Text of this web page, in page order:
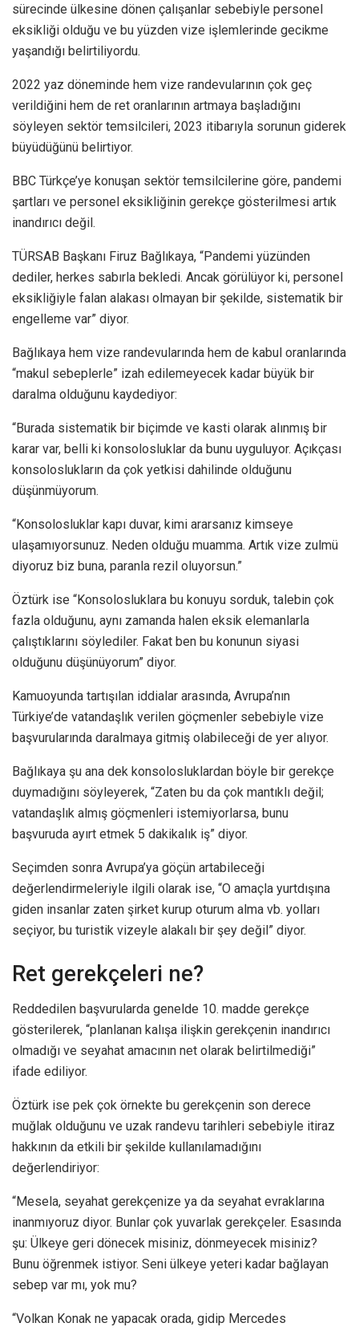
sürecinde ülkesine dönen çalışanlar sebebiyle personel
eksikliği olduğu ve bu yüzden vize işlemlerinde gecikme
yaşandığı belirtiliyordu.
2022 yaz döneminde hem vize randevularının çok geç
verildiğini hem de ret oranlarının artmaya başladığını
söyleyen sektör temsilcileri, 2023 itibarıyla sorunun giderek
büyüdüğünü belirtiyor.
BBC Türkçe’ye konuşan sektör temsilcilerine göre, pandemi
şartları ve personel eksikliğinin gerekçe gösterilmesi artık
inandırıcı değil.
TÜRSAB Başkanı Firuz Bağlıkaya, “Pandemi yüzünden
dediler, herkes sabırla bekledi. Ancak görülüyor ki, personel
eksikliğiyle falan alakası olmayan bir şekilde, sistematik bir
engelleme var” diyor.
Bağlıkaya hem vize randevularında hem de kabul oranlarında
“makul sebeplerle” izah edilemeyecek kadar büyük bir
daralma olduğunu kaydediyor:
“Burada sistematik bir biçimde ve kasti olarak alınmış bir
karar var, belli ki konsolosluklar da bunu uyguluyor. Açıkçası
konsoloslukların da çok yetkisi dahilinde olduğunu
düşünmüyorum.
“Konsolosluklar kapı duvar, kimi ararsanız kimseye
ulaşamıyorsunuz. Neden olduğu muamma. Artık vize zulmü
diyoruz biz buna, paranla rezil oluyorsun.”
Öztürk ise “Konsolosluklara bu konuyu sorduk, talebin çok
fazla olduğunu, aynı zamanda halen eksik elemanlarla
çalıştıklarını söylediler. Fakat ben bu konunun siyasi
olduğunu düşünüyorum” diyor.
Kamuoyunda tartışılan iddialar arasında, Avrupa’nın
Türkiye’de vatandaşlık verilen göçmenler sebebiyle vize
başvurularında daralmaya gitmiş olabileceği de yer alıyor.
Bağlıkaya şu ana dek konsolosluklardan böyle bir gerekçe
duymadığını söyleyerek, “Zaten bu da çok mantıklı değil;
vatandaşlık almış göçmenleri istemiyorlarsa, bunu
başvuruda ayırt etmek 5 dakikalık iş” diyor.
Seçimden sonra Avrupa’ya göçün artabileceği
değerlendirmeleriyle ilgili olarak ise, “O amaçla yurtdışına
giden insanlar zaten şirket kurup oturum alma vb. yolları
seçiyor, bu turistik vizeyle alakalı bir şey değil” diyor.
Ret gerekçeleri ne?
Reddedilen başvurularda genelde 10. madde gerekçe
gösterilerek, “planlanan kalışa ilişkin gerekçenin inandırıcı
olmadığı ve seyahat amacının net olarak belirtilmediği”
ifade ediliyor.
Öztürk ise pek çok örnekte bu gerekçenin son derece
muğlak olduğunu ve uzak randevu tarihleri sebebiyle itiraz
hakkının da etkili bir şekilde kullanılamadığını
değerlendiriyor:
“Mesela, seyahat gerekçenize ya da seyahat evraklarına
inanmıyoruz diyor. Bunlar çok yuvarlak gerekçeler. Esasında
şu: Ülkeye geri dönecek misiniz, dönmeyecek misiniz?
Bunu öğrenmek istiyor. Seni ülkeye yeteri kadar bağlayan
sebep var mı, yok mu?
“Volkan Konak ne yapacak orada, gidip Mercedes